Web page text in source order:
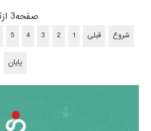
صفحه3 از46
شروع قبلی
پایان